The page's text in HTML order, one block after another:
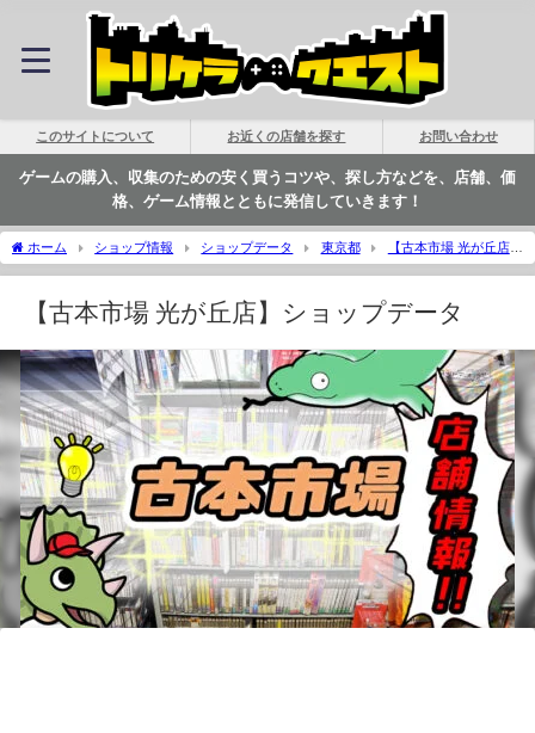
このサイトについて お近くの店舗を探す お問い合わせ
ゲームの購入、収集のための安く買うコツや、探し方などを、店舗、価
格、ゲーム情報とともに発信していきます！
ホーム ショップ情報 ショップデータ 東京都
【古本市場 光が丘店】
ショップデータ | トリケラクエスト
【古本市場 光が丘店】ショップデータ